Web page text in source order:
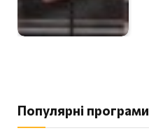
Популярні програми